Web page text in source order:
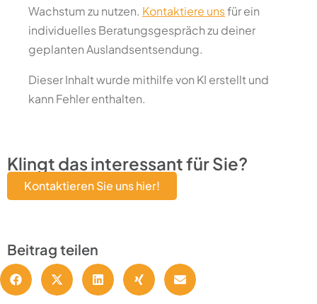
Wachstum zu nutzen. Kontaktiere unsfür ein
individuelles Beratungsgespräch zu deiner
geplanten Auslandsentsendung.
Dieser Inhalt wurde mithilfe von KI erstellt und
kann Fehler enthalten.
Klingt das interessant für Sie?
Kontaktieren Sie uns hier!
Beitrag teilen